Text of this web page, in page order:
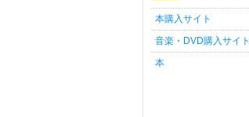
本購入サイト
音楽・DVD購入サイト
本